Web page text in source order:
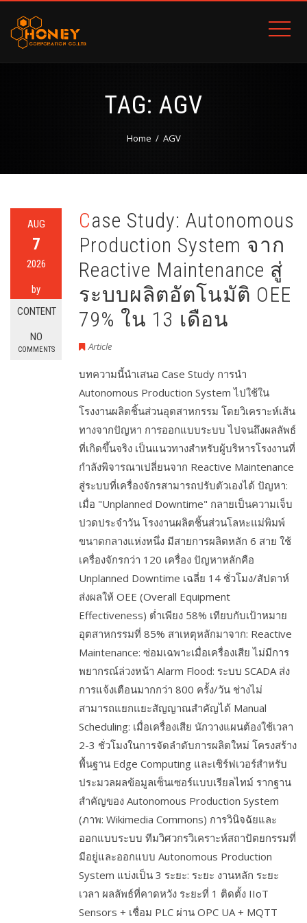
TAG: AGV
Home AGV
AUG
7
2026
by
CONTENT
NO
COMMENTS
Case Study: Autonomous
Production System จาก
Reactive Maintenance สู่
ระบบผลิตอัตโนมัติ OEE
79% ใน 13 เดือน
Article
บทความนี้นำเสนอ Case Study การนำ
Autonomous Production System ไปใช้ใน
โรงงานผลิตชิ้นส่วนอุตสาหกรรม โดยวิเคราะห์เส้น
ทางจากปัญหา การออกแบบระบบ ไปจนถึงผลลัพธ์
ที่เกิดขึ้นจริง เป็นแนวทางสำหรับผู้บริหารโรงงานที่
กำลังพิจารณาเปลี่ยนจาก Reactive Maintenance
สู่ระบบที่เครื่องจักรสามารถปรับตัวเองได้ ปัญหา:
เมื่อ "Unplanned Downtime" กลายเป็นความเจ็บ
ปวดประจำวัน โรงงานผลิตชิ้นส่วนโลหะแม่พิมพ์
ขนาดกลางแห่งหนึ่ง มีสายการผลิตหลัก 6 สาย ใช้
เครื่องจักรกว่า 120 เครื่อง ปัญหาหลักคือ
Unplanned Downtime เฉลี่ย 14 ชั่วโมง/สัปดาห์
ส่งผลให้ OEE (Overall Equipment
Effectiveness) ต่ำเพียง 58% เทียบกับเป้าหมาย
อุตสาหกรรมที่ 85% สาเหตุหลักมาจาก: Reactive
Maintenance: ซ่อมเฉพาะเมื่อเครื่องเสีย ไม่มีการ
พยากรณ์ล่วงหน้า Alarm Flood: ระบบ SCADA ส่ง
การแจ้งเตือนมากกว่า 800 ครั้ง/วัน ช่างไม่
สามารถแยกแยะสัญญาณสำคัญได้ Manual
Scheduling: เมื่อเครื่องเสีย นักวางแผนต้องใช้เวลา
2-3 ชั่วโมงในการจัดลำดับการผลิตใหม่ โครงสร้าง
พื้นฐาน Edge Computing และเซิร์ฟเวอร์สำหรับ
ประมวลผลข้อมูลเซ็นเซอร์แบบเรียลไทม์ รากฐาน
สำคัญของ Autonomous Production System
(ภาพ: Wikimedia Commons) การวินิจฉัยและ
ออกแบบระบบ ทีมวิศวกรวิเคราะห์สถาปัตยกรรมที่
มีอยู่และออกแบบ Autonomous Production
System แบ่งเป็น 3 ระยะ: ระยะ งานหลัก ระยะ
เวลา ผลลัพธ์ที่คาดหวัง ระยะที่ 1 ติดตั้ง IIoT
Sensors + เชื่อม PLC ผ่าน OPC UA + MQTT